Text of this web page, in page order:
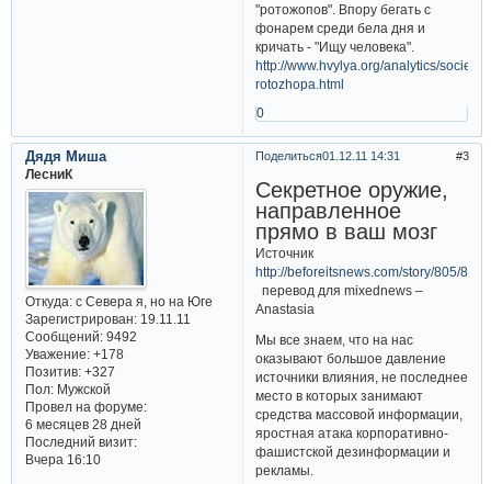
"ротожопов". Впору бегать с
фонарем среди бела дня и
кричать - "Ищу человека".
http://www.hvylya.org/analytics/society/
rotozhopa.html
0
Поделиться 3
01.12.11 14:31
Дядя Миша
ЛесниК
Откуда:с Севера я, но на Юге
Зарегистрирован: 19.11.11
Сообщений:9492
Уважение: +178
Позитив: +327
Пол:Мужской
Провел на форуме:
6 месяцев 28 дней
Последний визит:
Вчера 16:10
Секретное оружие,
направленное
прямо в ваш мозг
Источник
http://beforeitsnews.com/story/805/
перевод для mixednews –
Anastasia
Мы все знаем, что на нас
оказывают большое давление
источники влияния, не последнее
место в которых занимают
средства массовой информации,
яростная атака корпоративно-
фашистской дезинформации и
рекламы.